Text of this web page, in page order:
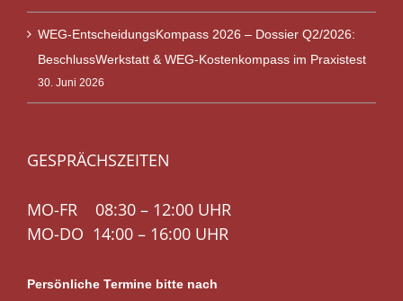
WEG-EntscheidungsKompass 2026 – Dossier Q2/2026:
BeschlussWerkstatt & WEG-Kostenkompass im Praxistest
30. Juni 2026
GESPRÄCHSZEITEN
MO-FR 08:30 – 12:00 UHR
MO-DO 14:00 – 16:00 UHR
Persönliche Termine bitte nach